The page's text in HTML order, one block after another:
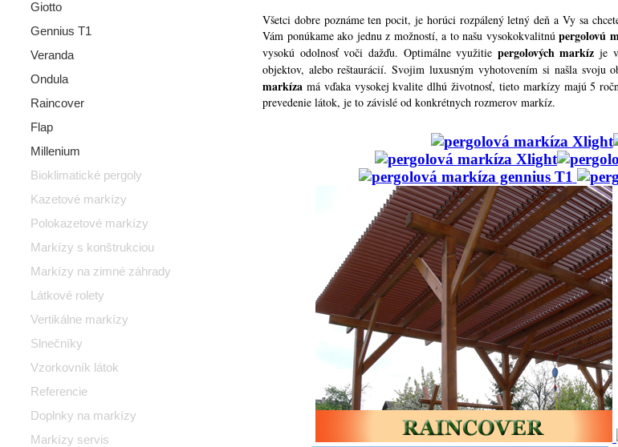
Giotto
Gennius T1
Veranda
Ondula
Raincover
Flap
Millenium
Bioklimatické pergoly
Kazetové markízy
Polokazetové markízy
Markízy s konštrukciou
Markízy na zimné záhrady
Látkové rolety
Vertikálne markízy
Slnečníky
Vzorkovník látok
Referencie
Doplnky na markízy
Markízy servis
Všetci dobre poznáme ten pocit, je horúci rozpálený letný deň a Vy sa
Vám ponúkame ako jednu z možností, a to našu vysokokvalitnúpergolovú
vysokú odolnosť voči dažďu. Optimálne využitie pergolových markíz je
objektov, alebo reštaurácií. Svojim luxusným vyhotovením si našla svoju
markíza má vďaka vysokej kvalite dlhú životnosť, tieto markízy majú 5
prevedenie látok, je to závislé od konkrétnych rozmerov markíz.